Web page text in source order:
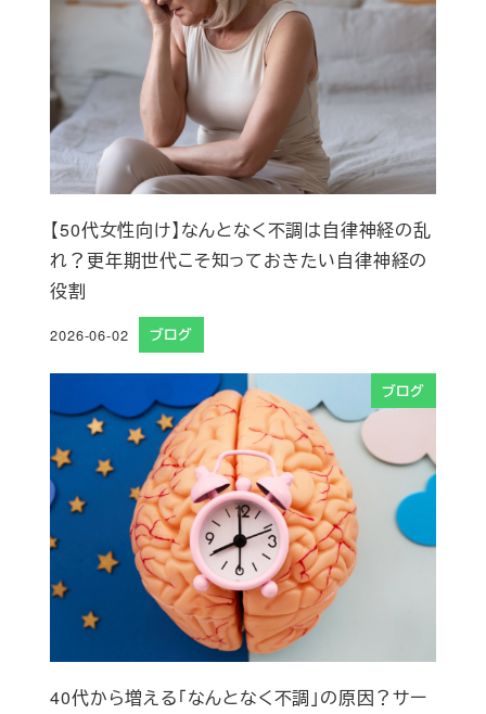
【50代女性向け】なんとなく不調は自律神経の乱
れ？更年期世代こそ知っておきたい自律神経の
役割
投稿日
2026-06-02 ブログ
ブログ
40代から増える「なんとなく不調」の原因？サー